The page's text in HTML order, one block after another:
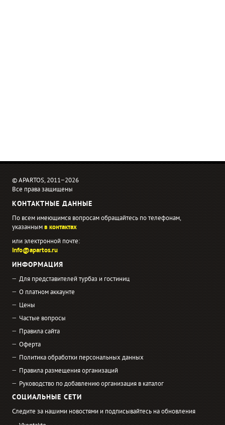
© APARTOS, 2011−2026
Все права защищены
КОНТАКТНЫЕ ДАННЫЕ
По всем имеющимся вопросам обращайтесь по телефонам,
указаннымв контактах
или электронной почте:
info@apartos.ru
ИНФОРМАЦИЯ
Для представителей турбаз и гостиниц
О платном аккаунте
Цены
Частые вопросы
Правила сайта
Оферта
Политика обработки персональных данных
Правила размещения организаций
Руководство по добавлению организация в каталог
СОЦИАЛЬНЫЕ СЕТИ
Следите за нашими новостями и подписывайтесь на обновления